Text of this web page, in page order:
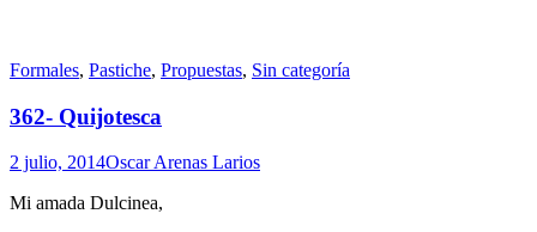
Standard
Formales, Pastiche, Propuestas, Sin categoría
362- Quijotesca
2 julio, 2014Oscar Arenas Larios
Mi amada Dulcinea,